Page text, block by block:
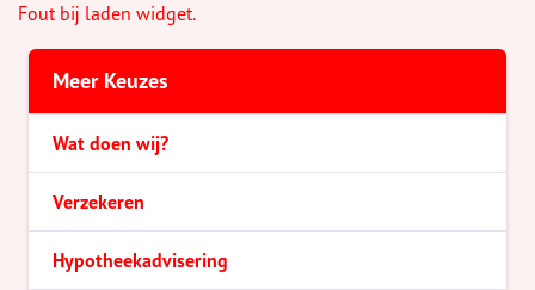
Fout bij laden widget.
Meer Keuzes
Wat doen wij?
Verzekeren
Hypotheekadvisering